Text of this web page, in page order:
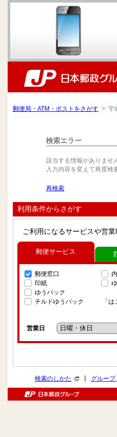
郵便局・ATM・ポストをさがす > 宇
検索エラー
該当する情報がありませ
入力内容を変えて再度検
再検索
利用条件からさがす
ご利用になるサービスや営業
郵便サービス
郵便窓口
印紙
ゆうパック
チルドゆうパック
「
営業日
検索のしかた グルー